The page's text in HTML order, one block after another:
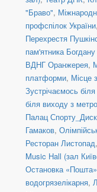
"Браво",
профспілок України,
Перехрестя
пам'ятника
ВДНГ Оранжерея,
платформи, Місце
Зустрічаємось
біля виходу з
Палац
Гамаков,
Ресторан Листопад,
Music Hall (зал
Остановка «Пошта»
водогрязелікарня,